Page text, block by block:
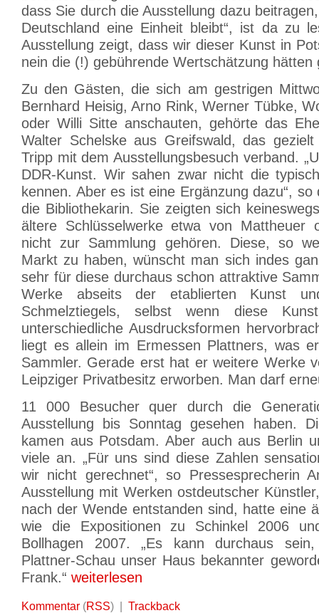
dass Sie durch die Ausstellung dazu
Deutschland eine Einheit bleibt“, ist da zu
Ausstellung zeigt, dass wir dieser Kunst in
nein die (!) gebührende Wertschätzung hätten
Zu den Gästen, die sich am gestrigen
Bernhard Heisig, Arno Rink, Werner Tübke,
oder Willi Sitte anschauten, gehörte das
Walter Schelske aus Greifswald, das
Tripp mit dem Ausstellungsbesuch verband.
DDR-Kunst. Wir sahen zwar nicht die
kennen. Aber es ist eine Ergänzung dazu“, so
die Bibliothekarin. Sie zeigten sich
ältere Schlüsselwerke etwa von Mattheuer
nicht zur Sammlung gehören. Diese, so
Markt zu haben, wünscht man sich indes
sehr für diese durchaus schon attraktive
Werke abseits der etablierten Kunst
Schmelztiegels, selbst wenn diese
unterschiedliche Ausdrucksformen
liegt es allein im Ermessen Plattners, was
Sammler. Gerade erst hat er weitere Werke
Leipziger Privatbesitz erworben. Man darf
11 000 Besucher quer durch die
Ausstellung bis Sonntag gesehen haben.
kamen aus Potsdam. Aber auch aus Berlin
viele an. „Für uns sind diese Zahlen
wir nicht gerechnet“, so Pressesprecherin
Ausstellung mit Werken ostdeutscher
nach der Wende entstanden sind, hatte eine
wie die Expositionen zu Schinkel 2006
Bollhagen 2007. „Es kann durchaus
Plattner-Schau unser Haus bekannter
Frank.“ weiterlesen
Kommentar (RSS) | Trackback